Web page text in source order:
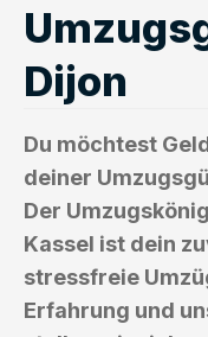
Dijon
Du möchtest
deiner
Der
Kassel ist dein
stressfreie
Erfahrung und